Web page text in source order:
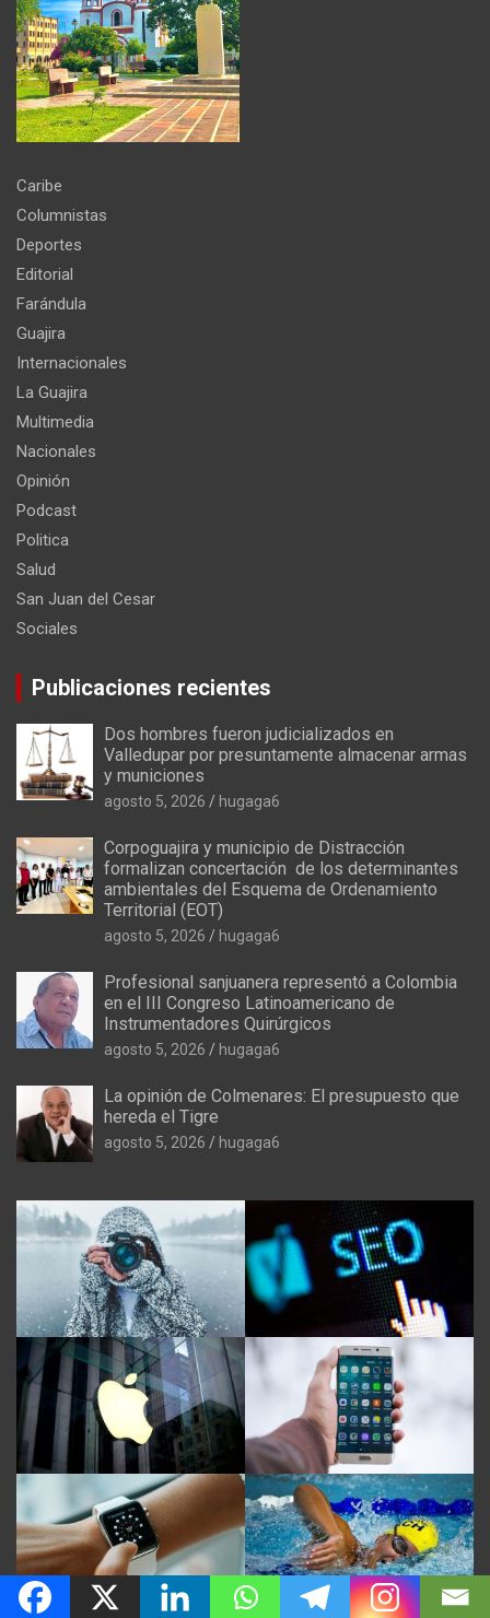
Caribe
Columnistas
Deportes
Editorial
Farándula
Guajira
Internacionales
La Guajira
Multimedia
Nacionales
Opinión
Podcast
Politica
Salud
San Juan del Cesar
Sociales
Publicaciones recientes
Dos hombres fueron judicializados en
Valledupar por presuntamente almacenar armas
y municiones
agosto 5, 2026 hugaga6
Corpoguajira y municipio de Distracción
formalizan concertación de los determinantes
ambientales del Esquema de Ordenamiento
Territorial (EOT)
agosto 5, 2026 hugaga6
Profesional sanjuanera representó a Colombia
en el III Congreso Latinoamericano de
Instrumentadores Quirúrgicos
agosto 5, 2026 hugaga6
La opinión de Colmenares: El presupuesto que
hereda el Tigre
agosto 5, 2026 hugaga6